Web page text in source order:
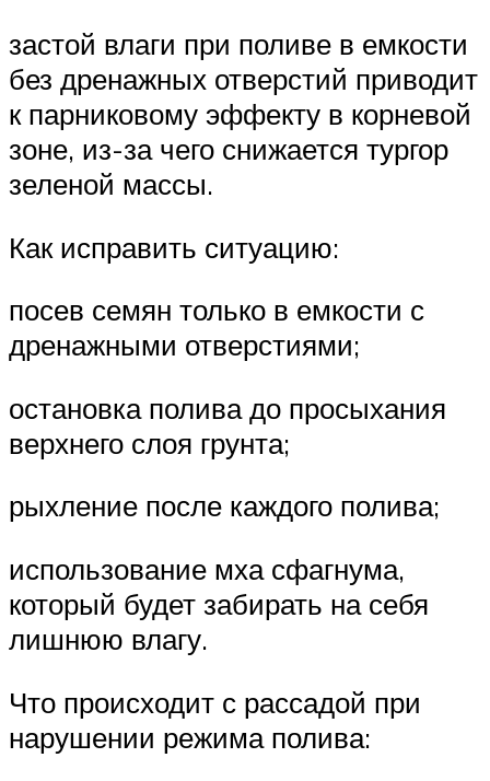
застой влаги при поливе в емкости
без дренажных отверстий приводит
к парниковому эффекту в корневой
зоне, из-за чего снижается тургор
зеленой массы.
Как исправить ситуацию:
посев семян только в емкости с
дренажными отверстиями;
остановка полива до просыхания
верхнего слоя грунта;
рыхление после каждого полива;
использование мха сфагнума,
который будет забирать на себя
лишнюю влагу.
Что происходит с рассадой при
нарушении режима полива: